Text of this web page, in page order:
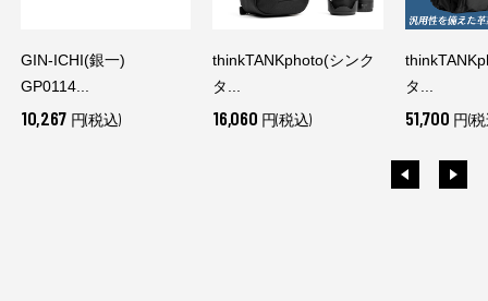
GIN-ICHI(銀一)
GP0114...
10,267 円(税込)
thinkTANKphoto(シンク
タ...
16,060 円(税込)
タ...
51,700 円(